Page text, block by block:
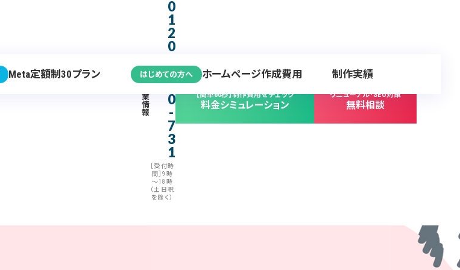
業
情
報
0
1
2
0
3
7
0
-
7
3
1
［受付時
間］9時
～18時
（土日祝
を除く）
【簡単60秒】制作費用をチェック
料金シミュレーション
リニューアル･SEO対策
無料相談
Meta定額制30プラン はじめての方へ ホームページ作成費用 制作実績